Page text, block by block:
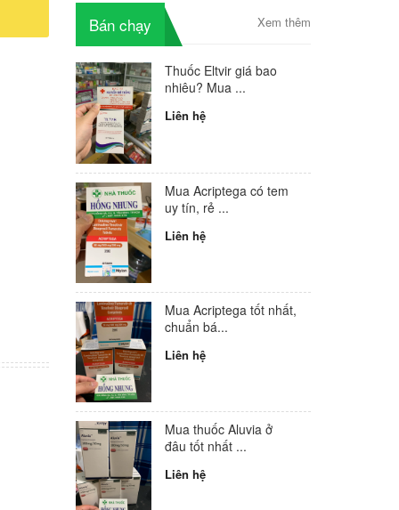
Bán chạy Xem thêm
Thuốc Eltvir giá bao
nhiêu? Mua ...
Liên hệ
Mua Acriptega có tem
uy tín, rẻ ...
Liên hệ
Mua Acriptega tốt nhất,
chuẩn bá...
Liên hệ
Mua thuốc Aluvia ở
đâu tốt nhất ...
Liên hệ